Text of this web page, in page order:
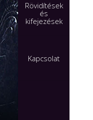
Rövidítések
és
kifejezések
Kapcsolat